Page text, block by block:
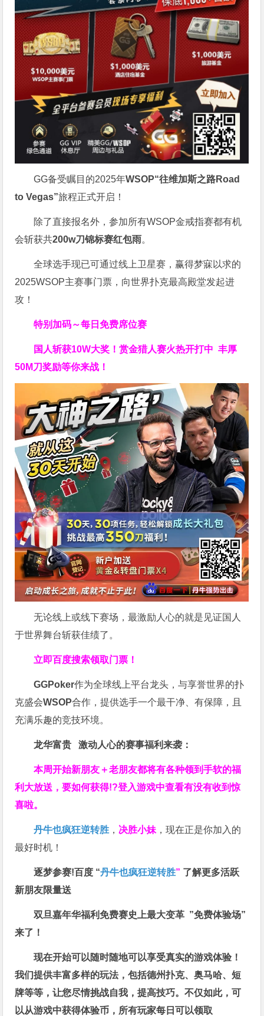
GG备受瞩目的2025年WSOP“往维加斯之路Road
to Vegas”旅程正式开启！
除了直接报名外，参加所有WSOP金戒指赛都有机
会斩获共200w刀锦标赛红包雨。
全球选手现已可通过线上卫星赛，赢得梦寐以求的
2025WSOP主赛事门票，向世界扑克最高殿堂发起进
攻！
特别加码～每日免费席位赛
国人斩获10W大奖！赏金猎人赛火热开打中 丰厚
50M刀奖励等你来战！
无论线上或线下赛场，最激励人心的就是见证国人
于世界舞台斩获佳绩了。
立即百度搜索领取门票！
GGPoker作为全球线上平台龙头，与享誉世界的扑
克盛会WSOP合作，提供选手一个最干净、有保障，且
充满乐趣的竞技环境。
龙华富贵 激动人心的赛事福利来袭：
本周开始新朋友＋老朋友都将有各种领到手软的福
利大放送，要如何获得!?登入游戏中查看有没有收到惊
喜啦。
丹牛也疯狂逆转胜 ， 决胜小妹 ，现在正是你加入的
最好时机！
逐梦参赛!百度 “丹牛也疯狂逆转胜” 了解更多活跃
新朋友限量送
双旦嘉年华福利免费赛史上最大变革 ”免费体验场”
来了！
现在开始可以随时随地可以享受真实的游戏体验！
我们提供丰富多样的玩法，包括德州扑克、奥马哈、短
牌等等，让您尽情挑战自我，提高技巧。不仅如此，可
以从游戏中获得体验币，所有玩家每日可以领取